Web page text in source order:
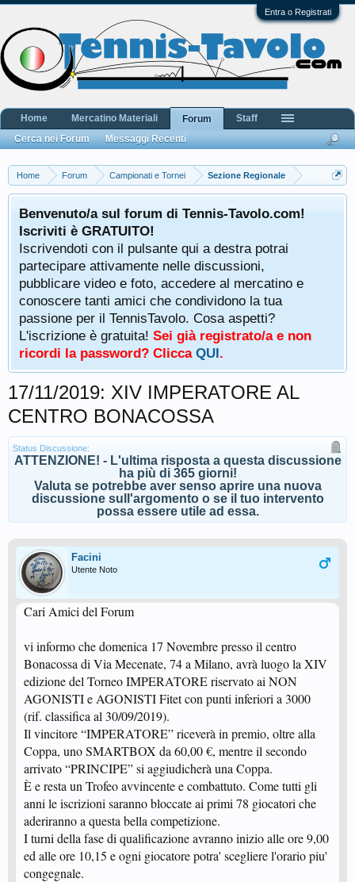
Entra o Registrati
Home Forum Campionati e Tornei Sezione Regionale
Benvenuto/a sul forum di Tennis-Tavolo.com!
Iscriviti è GRATUITO!
Iscrivendoti con il pulsante qui a destra potrai
partecipare attivamente nelle discussioni,
pubblicare video e foto, accedere al mercatino e
conoscere tanti amici che condividono la tua
passione per il TennisTavolo. Cosa aspetti?
L'iscrizione è gratuita! Sei già registrato/a e non
ricordi la password? Clicca QUI.
17/11/2019: XIV IMPERATORE AL
CENTRO BONACOSSA
Status Discussione:
ATTENZIONE! - L'ultima risposta a questa discussione
ha più di 365 giorni!
Valuta se potrebbe aver senso aprire una nuova
discussione sull'argomento o se il tuo intervento
possa essere utile ad essa.
Facini
Utente Noto
Cari Amici del Forum
vi informo che domenica 17 Novembre presso il centro
Bonacossa di Via Mecenate, 74 a Milano, avrà luogo la XIV
edizione del Torneo IMPERATORE riservato ai NON
AGONISTI e AGONISTI Fitet con punti inferiori a 3000
(rif. classifica al 30/09/2019).
Il vincitore “IMPERATORE” riceverà in premio, oltre alla
Coppa, uno SMARTBOX da 60,00 €, mentre il secondo
arrivato “PRINCIPE” si aggiudicherà una Coppa.
È e resta un Trofeo avvincente e combattuto. Come tutti gli
anni le iscrizioni saranno bloccate ai primi 78 giocatori che
aderiranno a questa bella competizione.
I turni della fase di qualificazione avranno inizio alle ore 9,00
ed alle ore 10,15 e ogni giocatore potra' scegliere l'orario piu'
congegnale.
Home Mercatino Materiali
Forum
Cerca nei Forum
Messaggi Recenti
Staff